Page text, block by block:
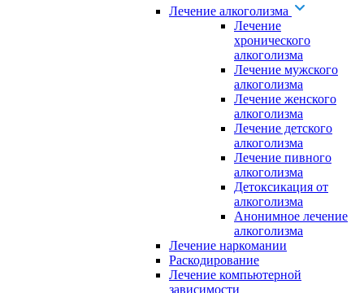
Лечение алкоголизма
Лечение
хронического
алкоголизма
Лечение мужского
алкоголизма
Лечение женского
алкоголизма
Лечение детского
алкоголизма
Лечение пивного
алкоголизма
Детоксикация от
алкоголизма
Анонимное лечение
алкоголизма
Лечение наркомании
Раскодирование
Лечение компьютерной
зависимости